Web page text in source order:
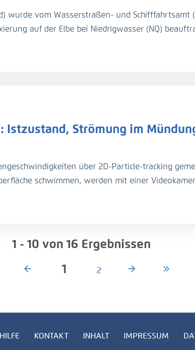
wurde vom Wasserstraßen- und Schifffahrtsamt
auf der Elbe bei Niedrigwasser (NQ)
0) bis Hohnstorf (km 569) zu bestimmen. Zur
Durchﬂussmessungen an festgelegten
kanpp unterhalb Mittelniedrigwasser
Istzustand, Strömung im
über 2D-Particle-tracking
schwimmen, werden mit einer
Wirbelsystem im Mündungstrichter
1 - 10 von 16 Ergebnissen
1 2
HILFE KONTAKT INHALT IMPRESSUM